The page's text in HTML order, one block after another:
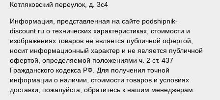
Котляковский переулок, д. 3с4
Информация, представленная на сайте podshipnik-
discount.ru о технических характеристиках, стоимости и
изображениях товаров не является публичной офертой,
носит информационный характер и не является публичной
офертой, определяемой положениями ч. 2 ст. 437
Гражданского кодекса РФ. Для получения точной
информации о наличии, стоимости товаров и условиях
доставки, пожалуйста, обратитесь к нашим менеджерам.